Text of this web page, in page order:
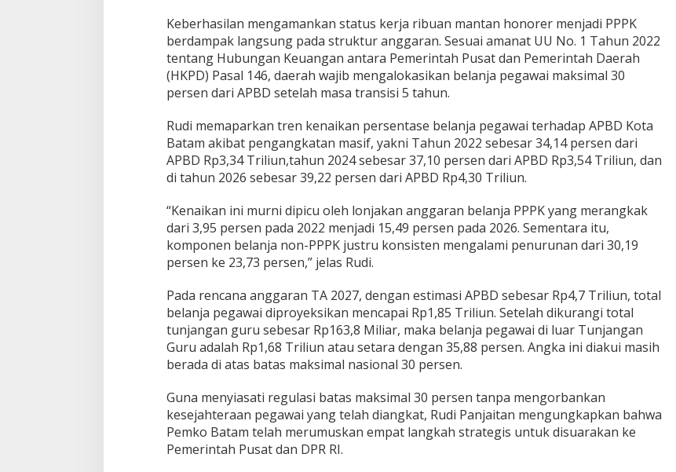
Keberhasilan mengamankan status kerja ribuan mantan honorer menjadi PPPK
berdampak langsung pada struktur anggaran. Sesuai amanat UU No. 1 Tahun 2022
tentang Hubungan Keuangan antara Pemerintah Pusat dan Pemerintah Daerah
(HKPD) Pasal 146, daerah wajib mengalokasikan belanja pegawai maksimal 30
persen dari APBD setelah masa transisi 5 tahun.
Rudi memaparkan tren kenaikan persentase belanja pegawai terhadap APBD Kota
Batam akibat pengangkatan masif, yakni Tahun 2022 sebesar 34,14 persen dari
APBD Rp3,34 Triliun,tahun 2024 sebesar 37,10 persen dari APBD Rp3,54 Triliun, dan
di tahun 2026 sebesar 39,22 persen dari APBD Rp4,30 Triliun.
“Kenaikan ini murni dipicu oleh lonjakan anggaran belanja PPPK yang merangkak
dari 3,95 persen pada 2022 menjadi 15,49 persen pada 2026. Sementara itu,
komponen belanja non-PPPK justru konsisten mengalami penurunan dari 30,19
persen ke 23,73 persen,” jelas Rudi.
Pada rencana anggaran TA 2027, dengan estimasi APBD sebesar Rp4,7 Triliun, total
belanja pegawai diproyeksikan mencapai Rp1,85 Triliun. Setelah dikurangi total
tunjangan guru sebesar Rp163,8 Miliar, maka belanja pegawai di luar Tunjangan
Guru adalah Rp1,68 Triliun atau setara dengan 35,88 persen. Angka ini diakui masih
berada di atas batas maksimal nasional 30 persen.
Guna menyiasati regulasi batas maksimal 30 persen tanpa mengorbankan
kesejahteraan pegawai yang telah diangkat, Rudi Panjaitan mengungkapkan bahwa
Pemko Batam telah merumuskan empat langkah strategis untuk disuarakan ke
Pemerintah Pusat dan DPR RI.